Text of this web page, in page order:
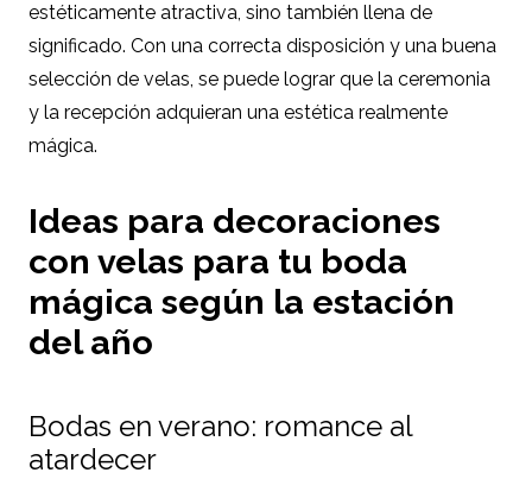
estéticamente atractiva, sino también llena de
significado. Con una correcta disposición y una buena
selección de velas, se puede lograr que la ceremonia
y la recepción adquieran una estética realmente
mágica.
Ideas para decoraciones
con velas para tu boda
mágica según la estación
del año
Bodas en verano: romance al
atardecer